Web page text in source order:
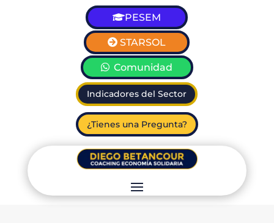
PESEM
STARSOL
Comunidad
Indicadores del Sector
¿Tienes una Pregunta?